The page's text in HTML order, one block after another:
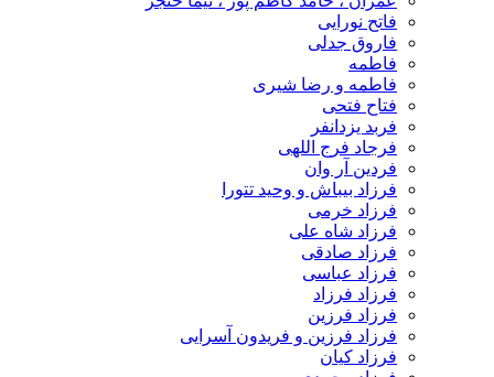
فاتح نورایی
فاروق جدلی
فاطمه
فاطمه و رضا شیری
فتاح فتحی
فربد یزدانفر
فرجاد فرج اللهی
فردین آر وان
فرزاد بیباش و وحید تتورا
فرزاد خرمی
فرزاد شاه علی
فرزاد صادقی
فرزاد عباسی
فرزاد فرزاد
فرزاد فرزین
فرزاد فرزین و فریدون آسرایی
فرزاد کیان